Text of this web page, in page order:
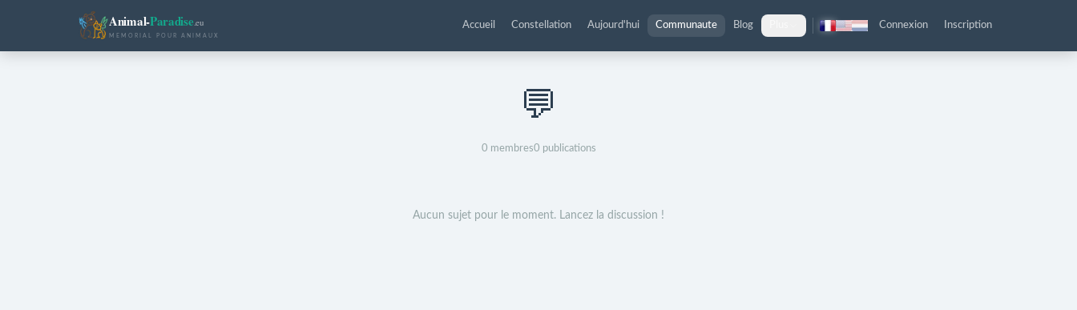
Animal-Paradise .eu
MEMORIAL POUR ANIMAUX
Accueil Constellation Aujourd'hui Communaute Blog Connexion Inscription
💬
0 membres0 publications
Aucun sujet pour le moment. Lancez la discussion !